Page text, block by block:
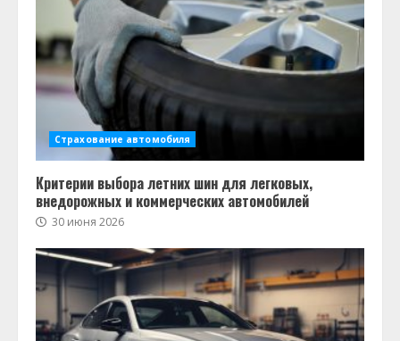
Страхование автомобиля
Критерии выбора летних шин для легковых,
внедорожных и коммерческих автомобилей
30 июня 2026